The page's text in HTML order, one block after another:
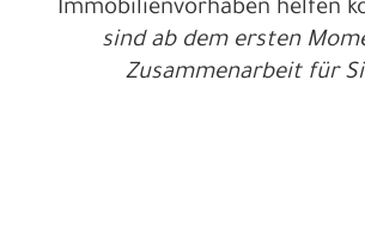
Immobilienvorhaben helfen
sind ab dem ersten
Zusammenarbeit für